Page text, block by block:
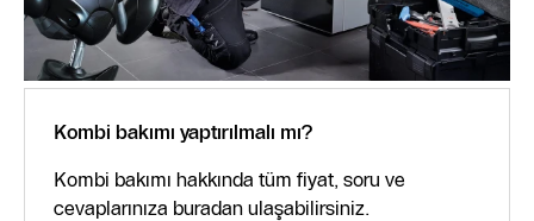
Kombi bakımı yaptırılmalı mı?
Kombi bakımı hakkında tüm fiyat, soru ve
cevaplarınıza buradan ulaşabilirsiniz.